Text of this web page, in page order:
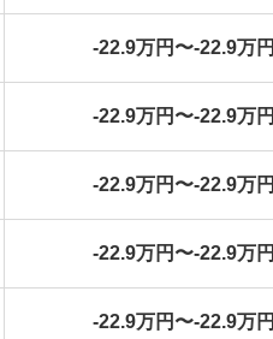
-22.9万円〜-22.9万円
-22.9万円〜-22.9万円
-22.9万円〜-22.9万円
-22.9万円〜-22.9万円
-22.9万円〜-22.9万円